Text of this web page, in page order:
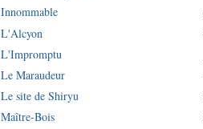
Innommable
L'Alcyon
L'Impromptu
Le Maraudeur
Le site de Shiryu
Maître-Bois